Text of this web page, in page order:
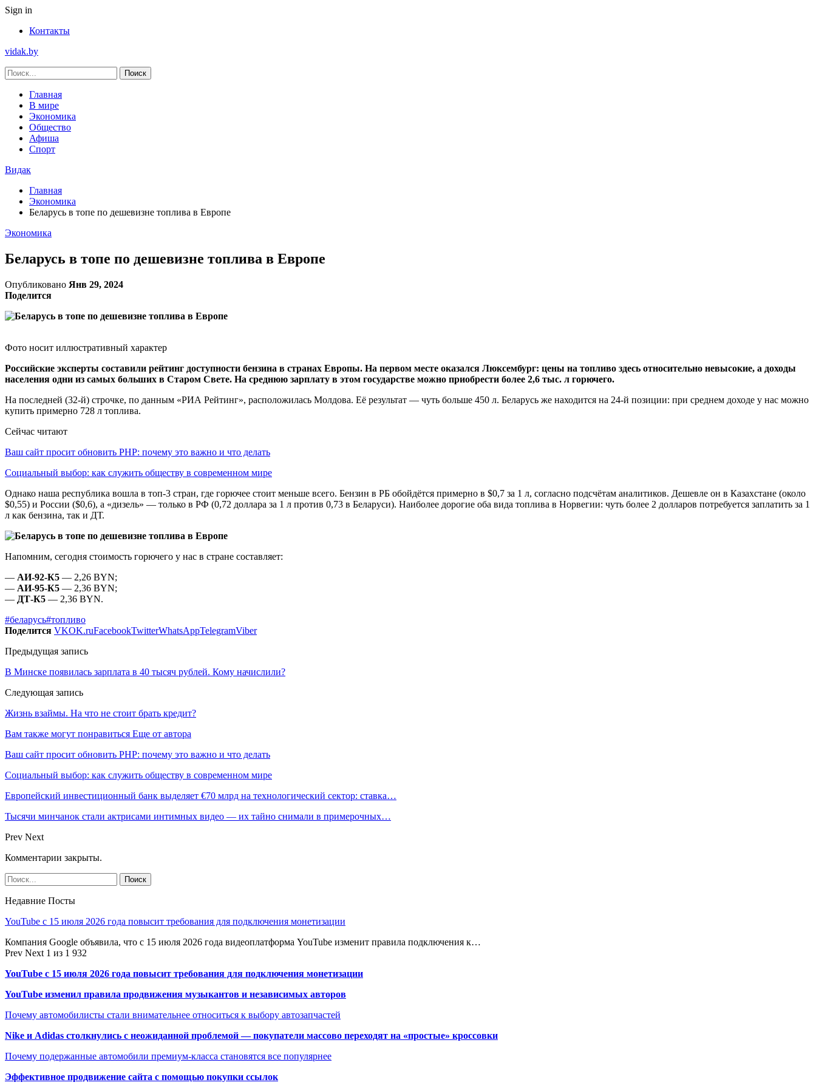
Sign in
Контакты
vidak.by
Главная
В мире
Экономика
Общество
Афиша
Спорт
Видак
Главная
Экономика
Беларусь в топе по дешевизне топлива в Европе
Экономика
Беларусь в топе по дешевизне топлива в Европе
Опубликовано Янв 29, 2024
Поделится
Фото носит иллюстративный характер
Российские эксперты составили рейтинг доступности бензина в странах Европы. На первом месте оказался Люксембург: цены на топливо здесь относительно невысокие, а доходы
населения одни из самых больших в Старом Свете. На среднюю зарплату в этом государстве можно приобрести более 2,6 тыс. л горючего.
На последней (32-й) строчке, по данным «РИА Рейтинг», расположилась Молдова. Её результат — чуть больше 450 л. Беларусь же находится на 24-й позиции: при среднем доходе у нас можно
купить примерно 728 л топлива.
Сейчас читают
Ваш сайт просит обновить PHP: почему это важно и что делать
Социальный выбор: как служить обществу в современном мире
Однако наша республика вошла в топ-3 стран, где горючее стоит меньше всего. Бензин в РБ обойдётся примерно в $0,7 за 1 л, согласно подсчётам аналитиков. Дешевле он в Казахстане (около
$0,55) и России ($0,6), а «дизель» — только в РФ (0,72 доллара за 1 л против 0,73 в Беларуси). Наиболее дорогие оба вида топлива в Норвегии: чуть более 2 долларов потребуется заплатить за 1
л как бензина, так и ДТ.
Напомним, сегодня стоимость горючего у нас в стране составляет:
— АИ-92-К5 — 2,26 BYN;
— АИ-95-К5 — 2,36 BYN;
— ДТ-К5 — 2,36 BYN.
#беларусь#топливо
Поделится VKOK.ruFacebookTwitterWhatsAppTelegramViber
Предыдущая запись
В Минске появилась зарплата в 40 тысяч рублей. Кому начислили?
Следующая запись
Жизнь взаймы. На что не стоит брать кредит?
Вам также могут понравиться Еще от автора
Ваш сайт просит обновить PHP: почему это важно и что делать
Социальный выбор: как служить обществу в современном мире
Европейский инвестиционный банк выделяет €70 млрд на технологический сектор: ставка…
Тысячи минчанок стали актрисами интимных видео — их тайно снимали в примерочных…
Prev Next
Комментарии закрыты.
Недавние Посты
YouTube с 15 июля 2026 года повысит требования для подключения монетизации
Компания Google объявила, что с 15 июля 2026 года видеоплатформа YouTube изменит правила подключения к…
Prev Next 1 из 1 932
YouTube с 15 июля 2026 года повысит требования для подключения монетизации
YouTube изменил правила продвижения музыкантов и независимых авторов
Почему автомобилисты стали внимательнее относиться к выбору автозапчастей
Nike и Adidas столкнулись с неожиданной проблемой — покупатели массово переходят на «простые» кроссовки
Почему подержанные автомобили премиум-класса становятся все популярнее
Эффективное продвижение сайта с помощью покупки ссылок